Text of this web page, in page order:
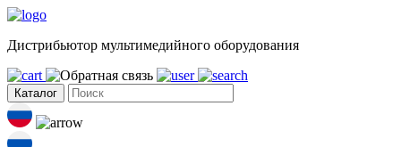
Дистрибьютор мультимедийного оборудования
Каталог